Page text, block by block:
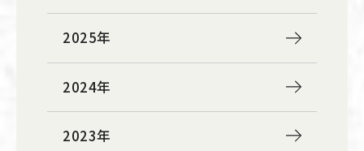
2025年
2024年
2023年